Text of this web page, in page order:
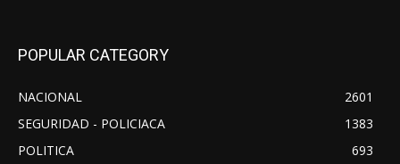
POPULAR CATEGORY
NACIONAL
2601
SEGURIDAD - POLICIACA
1383
POLITICA
693